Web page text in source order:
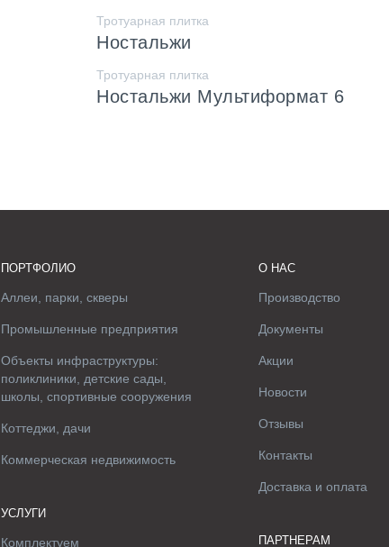
Тротуарная плитка
Ностальжи
Тротуарная плитка
Ностальжи Мультиформат 6
ПОРТФОЛИО
Аллеи, парки, скверы
Промышленные предприятия
Объекты инфраструктуры:
поликлиники, детские сады,
школы, спортивные сооружения
Коттеджи, дачи
Коммерческая недвижимость
УСЛУГИ
Комплектуем
О НАС
Производство
Документы
Акции
Новости
Отзывы
Контакты
Доставка и оплата
ПАРТНЕРАМ